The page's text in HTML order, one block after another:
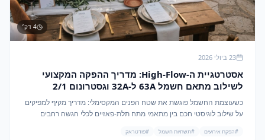
4 דק׳
23 ביולי 2026
אסטרטגיית ה-High-Flow: מדריך ההפקה המקצועי
לשילוב מתאם חשמל 63A ל-32A וגסטרונום 2/1
באירועי קיץ 2026
כשעוצמת החשמל פוגשת את שטח הפנים המקסימלי: מדריך מקיף למפיקים
על שילוב לוגיסטי חכם בין מתאמי מתח תלת-פאזיים לכלי הגשה רחבים
#הפקת אירועים #תשתיות חשמל #פודטראק